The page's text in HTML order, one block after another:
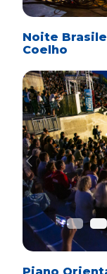
Noite
Coelho
Previous